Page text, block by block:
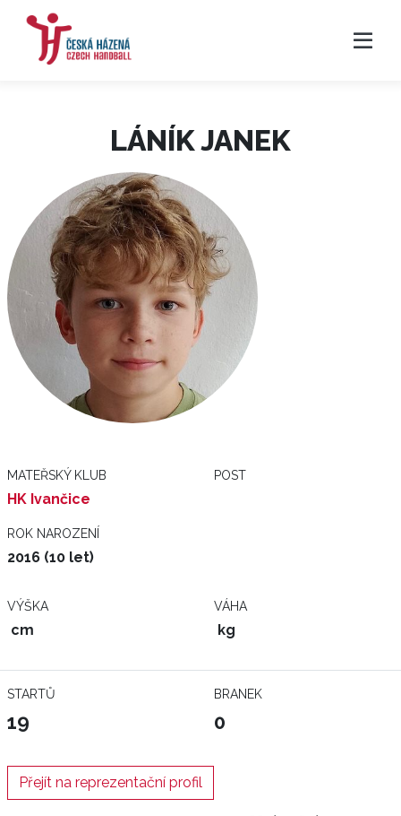
LÁNÍK JANEK
MATEŘSKÝ KLUB
HK Ivančice
POST
ROK NAROZENÍ
2016 (10 let)
VÝŠKA
cm
VÁHA
kg
STARTŮ
19
BRANEK
0
Přejít na reprezentační profil